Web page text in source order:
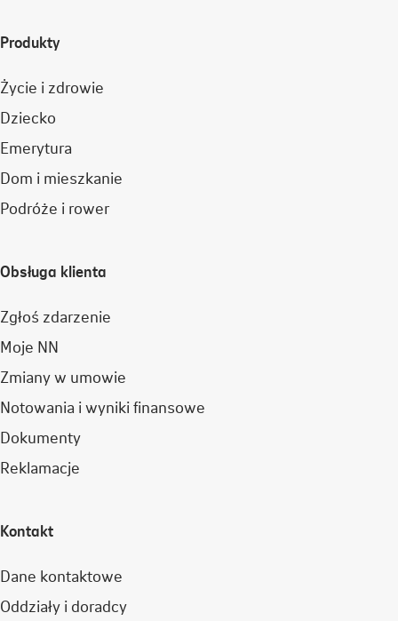
Produkty
Życie i zdrowie
Dziecko
Emerytura
Dom i mieszkanie
Podróże i rower
Obsługa klienta
Zgłoś zdarzenie
Moje NN
Zmiany w umowie
Notowania i wyniki finansowe
Dokumenty
Reklamacje
Kontakt
Dane kontaktowe
Oddziały i doradcy